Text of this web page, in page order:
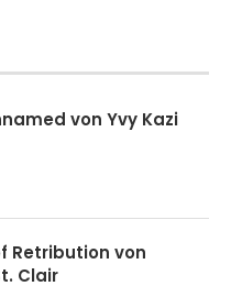
von Yvy Kazi
Retribution von
Clair